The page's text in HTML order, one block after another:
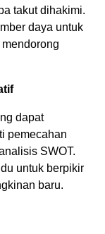
takut dihakimi.
daya untuk
dapat
pemecahan
SWOT.
untuk berpikir
baru.